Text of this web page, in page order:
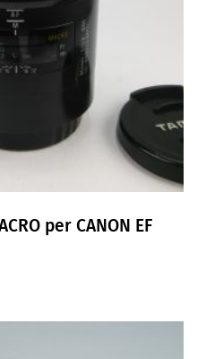
per CANON EF